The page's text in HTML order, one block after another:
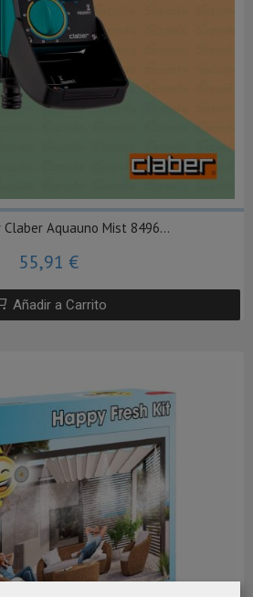
Claber Aquauno Mist 8496...
55,91 €
Añadir a Carrito